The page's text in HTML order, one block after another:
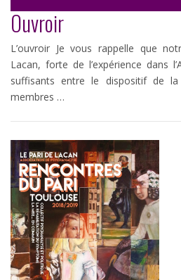
Ouvroir
L’ouvroir Je vous rappelle que
Lacan, forte de l’expérience dans
suffisants entre le dispositif de la
membres …